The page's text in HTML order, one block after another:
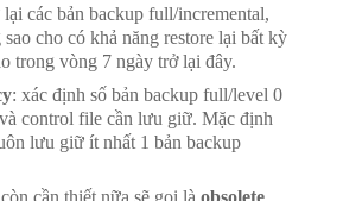
các bản backup full/incremental,
cho có khả năng restore lại bất kỳ
trong vòng 7 ngày trở lại đây.
: xác định số bản backup full/level 0
control file cần lưu giữ. Mặc định
lưu giữ ít nhất 1 bản backup
cần thiết nữa sẽ gọi là obsolete